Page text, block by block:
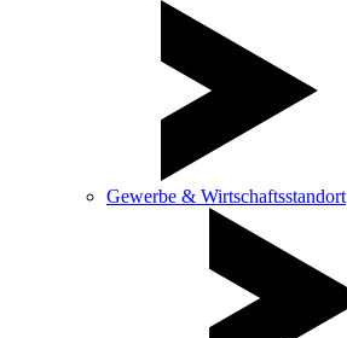
Gewerbe & Wirtschaftsstandort